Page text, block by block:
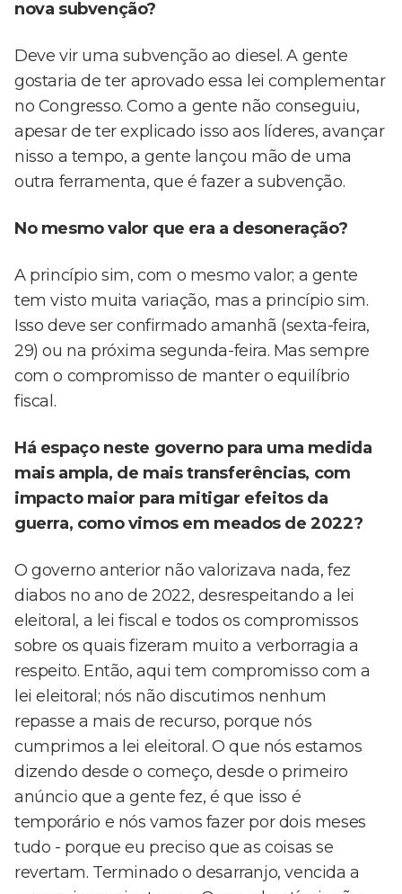
nova subvenção?
Deve vir uma subvenção ao diesel. A gente
gostaria de ter aprovado essa lei complementar
no Congresso. Como a gente não conseguiu,
apesar de ter explicado isso aos líderes, avançar
nisso a tempo, a gente lançou mão de uma
outra ferramenta, que é fazer a subvenção.
No mesmo valor que era a desoneração?
A princípio sim, com o mesmo valor; a gente
tem visto muita variação, mas a princípio sim.
Isso deve ser confirmado amanhã (sexta-feira,
29) ou na próxima segunda-feira. Mas sempre
com o compromisso de manter o equilíbrio
fiscal.
Há espaço neste governo para uma medida
mais ampla, de mais transferências, com
impacto maior para mitigar efeitos da
guerra, como vimos em meados de 2022?
O governo anterior não valorizava nada, fez
diabos no ano de 2022, desrespeitando a lei
eleitoral, a lei fiscal e todos os compromissos
sobre os quais fizeram muito a verborragia a
respeito. Então, aqui tem compromisso com a
lei eleitoral; nós não discutimos nenhum
repasse a mais de recurso, porque nós
cumprimos a lei eleitoral. O que nós estamos
dizendo desde o começo, desde o primeiro
anúncio que a gente fez, é que isso é
temporário e nós vamos fazer por dois meses
tudo - porque eu preciso que as coisas se
revertam. Terminado o desarranjo, vencida a